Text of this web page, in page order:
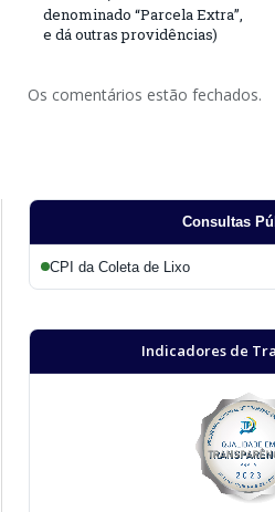
denominado “Parcela Extra”,
e dá outras providências)
Os comentários estão fechados.
Consultas
CPI da Coleta de Lixo
Indicadores de